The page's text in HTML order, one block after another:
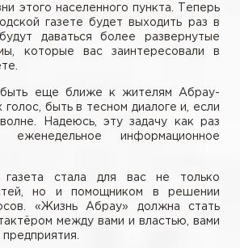
этого населенного пункта. Теперь
газете будет выходить раз в
даваться более развернутые
которые вас заинтересовали в
еще ближе к жителям Абрау-
быть в тесном диалоге и, если
Надеюсь, эту задачу как раз
информационное
стала для вас не только
но и помощником в решении
«Жизнь Абрау» должна стать
между вами и властью, вами